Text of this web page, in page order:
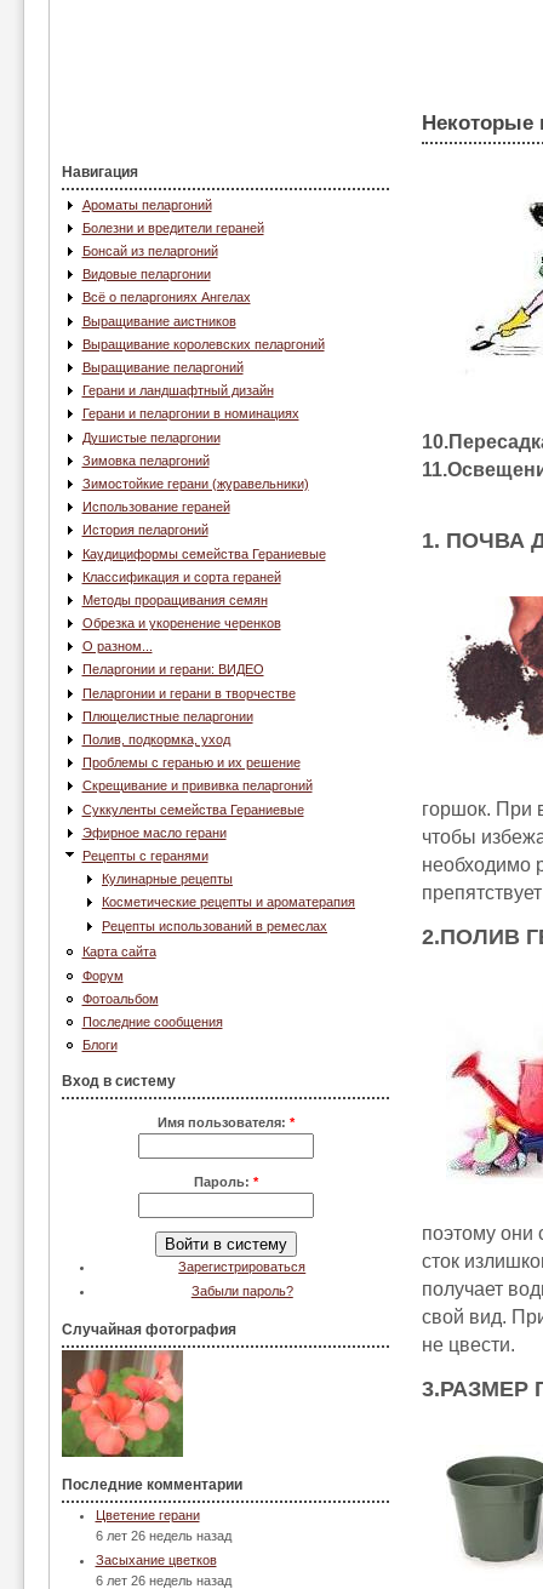
Навигация
Ароматы пеларгоний
Болезни и вредители гераней
Бонсай из пеларгоний
Видовые пеларгонии
Всё о пеларгониях Ангелах
Выращивание аистников
Выращивание королевских пеларгоний
Выращивание пеларгоний
Герани и ландшафтный дизайн
Герани и пеларгонии в номинациях
Душистые пеларгонии
Зимовка пеларгоний
Зимостойкие герани (журавельники)
Использование гераней
История пеларгоний
Каудициформы семейства Гераниевые
Классификация и сорта гераней
Методы проращивания семян
Обрезка и укоренение черенков
О разном...
Пеларгонии и герани: ВИДЕО
Пеларгонии и герани в творчестве
Плющелистные пеларгонии
Полив, подкормка, уход
Проблемы с геранью и их решение
Скрещивание и прививка пеларгоний
Суккуленты семейства Гераниевые
Эфирное масло герани
Рецепты с геранями
Кулинарные рецепты
Косметические рецепты и ароматерапия
Рецепты использований в ремеслах
Карта сайта
Форум
Фотоальбом
Последние сообщения
Блоги
Вход в систему
Имя пользователя: *
Пароль: *
Зарегистрироваться
Забыли пароль?
Случайная фотография
Последние комментарии
Цветение герани
6 лет 26 недель назад
Засыхание цветков
6 лет 26 недель назад
Некоторые
1. ПОЧВА
горшок. При
чтобы
необходимо
2.ПОЛИВ
поэтому они
сток
получает
свой вид.
не цвести.
3.РАЗМЕР